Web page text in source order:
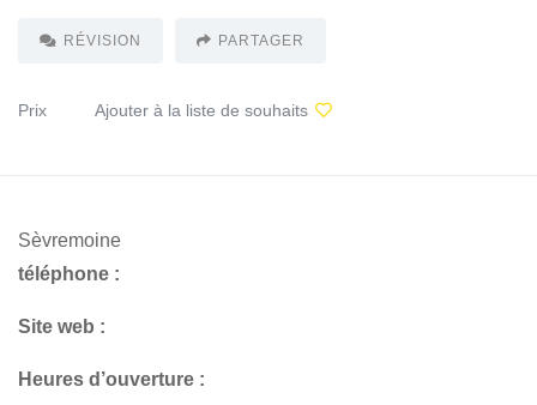
RÉVISION PARTAGER
Prix Ajouter à la liste de souhaits
Sèvremoine
téléphone :
Site web :
Heures d’ouverture :